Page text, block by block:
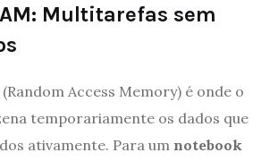
Multitarefas sem
Access Memory) é onde o
temporariamente os dados que
ativamente. Para um notebook